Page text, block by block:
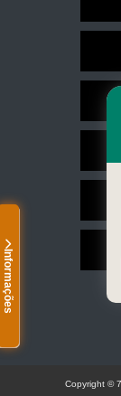
Informações
Copyright ©